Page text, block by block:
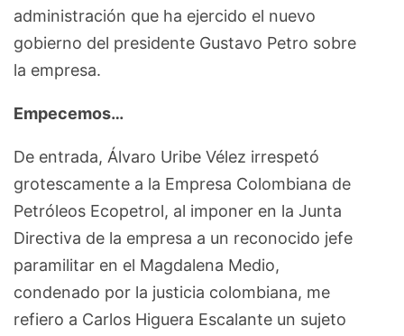
administración que ha ejercido el nuevo
gobierno del presidente Gustavo Petro sobre
la empresa.
Empecemos…
De entrada, Álvaro Uribe Vélez irrespetó
grotescamente a la Empresa Colombiana de
Petróleos Ecopetrol, al imponer en la Junta
Directiva de la empresa a un reconocido jefe
paramilitar en el Magdalena Medio,
condenado por la justicia colombiana, me
refiero a Carlos Higuera Escalante un sujeto